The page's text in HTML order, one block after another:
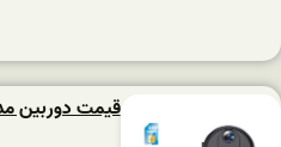
قیمت دوربین